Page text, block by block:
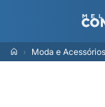
Moda e Acessórios